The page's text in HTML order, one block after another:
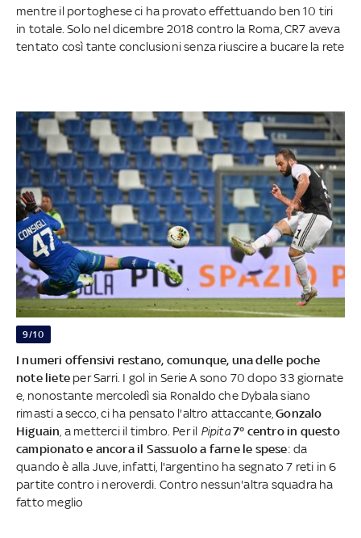
mentre il portoghese ci ha provato effettuando ben 10 tiri
in totale. Solo nel dicembre 2018 contro la Roma, CR7 aveva
tentato così tante conclusioni senza riuscire a bucare la rete
9/10
I numeri offensivi restano, comunque, una delle poche
note liete per Sarri. I gol in Serie A sono 70 dopo 33 giornate
e, nonostante mercoledì sia Ronaldo che Dybala siano
rimasti a secco, ci ha pensato l'altro attaccante,Gonzalo
Higuain, a metterci il timbro. Per il Pipita7° centro in questo
campionato e ancora il Sassuolo a farne le spese: da
quando è alla Juve, infatti, l'argentino ha segnato 7 reti in 6
partite contro i neroverdi. Contro nessun'altra squadra ha
fatto meglio